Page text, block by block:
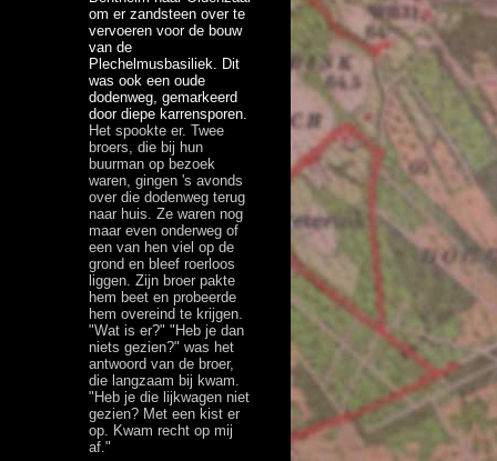
om er zandsteen over te
vervoeren voor de bouw
van de
Plechelmusbasiliek. Dit
was ook een oude
dodenweg, gemarkeerd
door diepe karrensporen.
Het spookte er. Twee
broers, die bij hun
buurman op bezoek
waren, gingen 's avonds
over die dodenweg terug
naar huis. Ze waren nog
maar even onderweg of
een van hen viel op de
grond en bleef roerloos
liggen. Zijn broer pakte
hem beet en probeerde
hem overeind te krijgen.
"Wat is er?" "Heb je dan
niets gezien?" was het
antwoord van de broer,
die langzaam bij kwam.
"Heb je die lijkwagen niet
gezien? Met een kist er
op. Kwam recht op mij
af."